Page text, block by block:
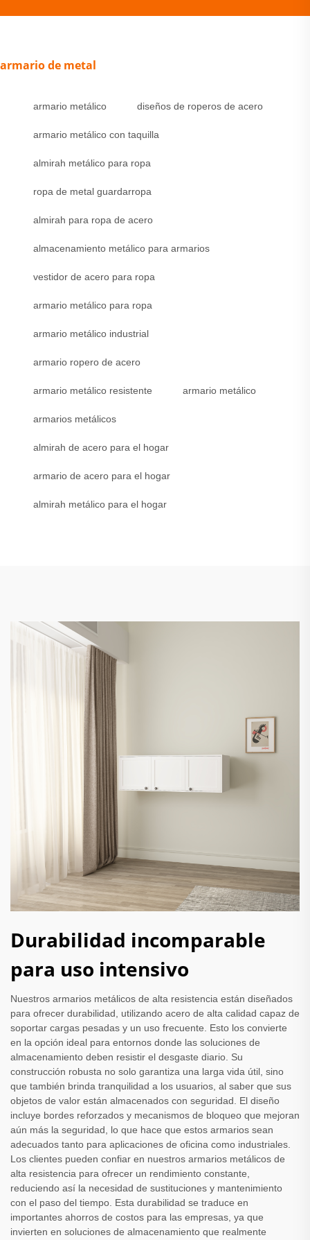
armario de metal
armario metálico diseños de roperos de acero
armario metálico con taquilla
almirah metálico para ropa
ropa de metal guardarropa
almirah para ropa de acero
almacenamiento metálico para armarios
vestidor de acero para ropa
armario metálico para ropa
armario metálico industrial
armario ropero de acero
armario metálico resistente armario metálico
armarios metálicos
almirah de acero para el hogar
armario de acero para el hogar
almirah metálico para el hogar
Durabilidad incomparable
para uso intensivo
Nuestros armarios metálicos de alta resistencia están diseñados
para ofrecer durabilidad, utilizando acero de alta calidad capaz de
soportar cargas pesadas y un uso frecuente. Esto los convierte
en la opción ideal para entornos donde las soluciones de
almacenamiento deben resistir el desgaste diario. Su
construcción robusta no solo garantiza una larga vida útil, sino
que también brinda tranquilidad a los usuarios, al saber que sus
objetos de valor están almacenados con seguridad. El diseño
incluye bordes reforzados y mecanismos de bloqueo que mejoran
aún más la seguridad, lo que hace que estos armarios sean
adecuados tanto para aplicaciones de oficina como industriales.
Los clientes pueden confiar en nuestros armarios metálicos de
alta resistencia para ofrecer un rendimiento constante,
reduciendo así la necesidad de sustituciones y mantenimiento
con el paso del tiempo. Esta durabilidad se traduce en
importantes ahorros de costos para las empresas, ya que
invierten en soluciones de almacenamiento que realmente